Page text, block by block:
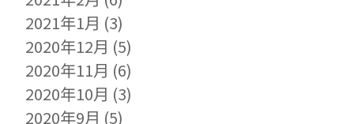
2021年1月 (3)
2020年12月 (5)
2020年11月 (6)
2020年10月 (3)
2020年9月 (5)